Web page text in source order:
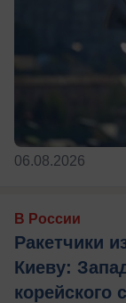
06.08.2026
В России
Ракетчики
Киеву:
корейского